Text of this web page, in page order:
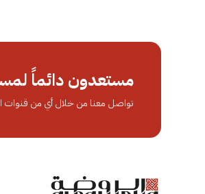
مستعدون دائماً
تواصل معنا من خلال أي من قنوات